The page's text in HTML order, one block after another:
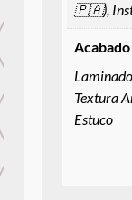
🇵🇦),
Textura
Estuco